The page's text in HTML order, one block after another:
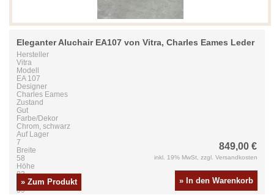
Eleganter Aluchair EA107 von Vitra, Charles Eames Leder
Hersteller
Vitra
Modell
EA 107
Designer
Charles Eames
Zustand
Gut
Farbe/Dekor
Chrom, schwarz
Auf Lager
7
Breite
58
Höhe
83
Tiefe
59
» Zum Produkt
849,00 €
inkl. 19% MwSt, zzgl. Versandkosten
» In den Warenkorb